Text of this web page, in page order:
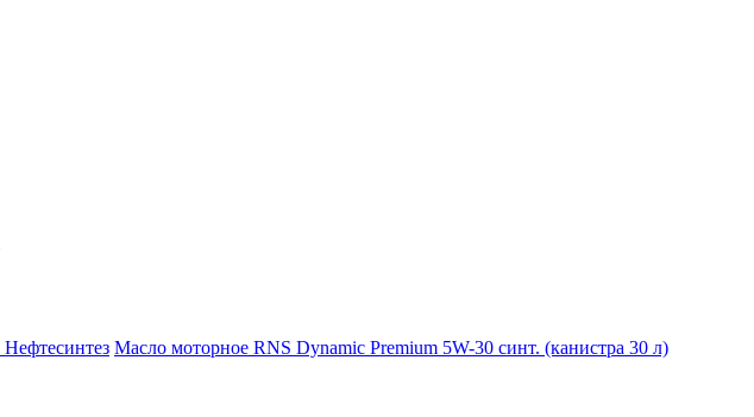
Нефтесинтез Масло моторное RNS Dynamic Premium 5W-30 синт. (канистра 30 л)